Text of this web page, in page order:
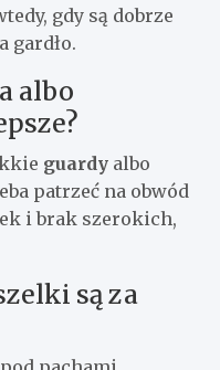
gdy są dobrze
gardło.
albo
guardy albo
patrzeć na obwód
i brak szerokich,
są za